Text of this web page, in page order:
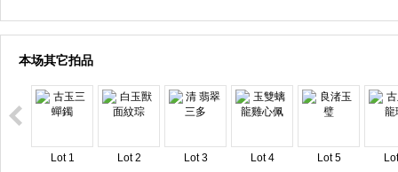
本场其它拍品
Lot 1 Lot 2 Lot 3 Lot 4 Lot 5